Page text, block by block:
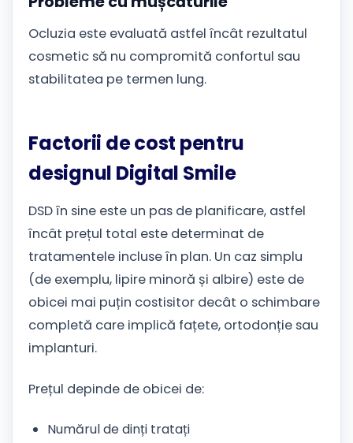
Ocluzia este evaluată astfel încât rezultatul
cosmetic să nu compromită confortul sau
stabilitatea pe termen lung.
Factorii de cost pentru
designul Digital Smile
DSD în sine este un pas de planificare, astfel
încât prețul total este determinat de
tratamentele incluse în plan. Un caz simplu
(de exemplu, lipire minoră și albire) este de
obicei mai puțin costisitor decât o schimbare
completă care implică fațete, ortodonție sau
implanturi.
Prețul depinde de obicei de:
Numărul de dinți tratați